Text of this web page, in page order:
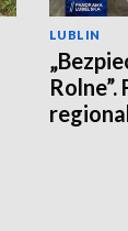
LUBLIN
Rolne”.